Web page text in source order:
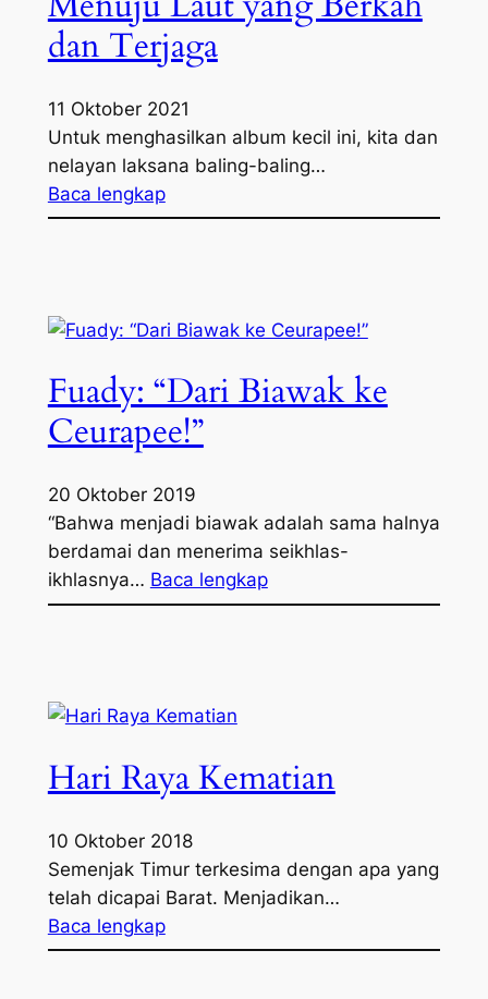
dan Terjaga
11 Oktober 2021
Untuk menghasilkan album kecil ini, kita dan
nelayan laksana baling-baling…
Baca lengkap
Fuady: “Dari Biawak ke
Ceurapee!”
20 Oktober 2019
“Bahwa menjadi biawak adalah sama halnya
berdamai dan menerima seikhlas-
ikhlasnya… Baca lengkap
Hari Raya Kematian
10 Oktober 2018
Semenjak Timur terkesima dengan apa yang
telah dicapai Barat. Menjadikan…
Baca lengkap